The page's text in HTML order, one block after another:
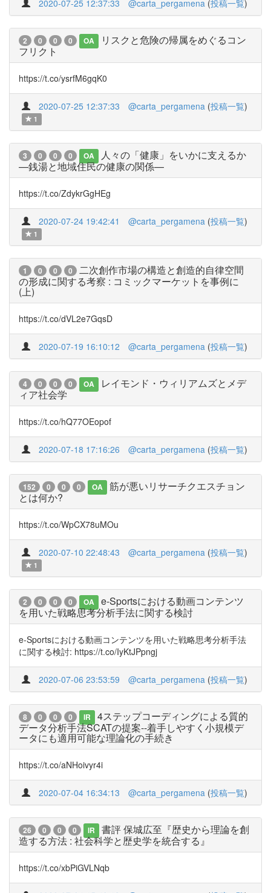
2020-07-25 12:37:33 @carta_pergamena (投稿一覧)
2 0 0 0 OA
リスクと危険の帰属をめぐるコン
フリクト
https://t.co/ysrfM6gqK0
2020-07-25 12:37:33 @carta_pergamena (投稿一覧)
1
3 0 0 0 OA
人々の「健康」をいかに支えるか
—銭湯と地域住民の健康の関係—
https://t.co/ZdykrGgHEg
2020-07-24 19:42:41 @carta_pergamena (投稿一覧)
1
1 0 0 0
二次創作市場の構造と創造的自律空間
の形成に関する考察 : コミックマーケットを事例に
(上)
https://t.co/dVL2e7GqsD
2020-07-19 16:10:12 @carta_pergamena (投稿一覧)
4 0 0 0 OA
レイモンド・ウィリアムズとメデ
ィア社会学
https://t.co/hQ77OEopof
2020-07-18 17:16:26 @carta_pergamena (投稿一覧)
152 0 0 0 OA
筋が悪いリサーチクエスチョン
とは何か?
https://t.co/WpCX78uMOu
2020-07-10 22:48:43 @carta_pergamena (投稿一覧)
1
2 0 0 0 OA
e-Sportsにおける動画コンテンツ
を用いた戦略思考分析手法に関する検討
e-Sportsにおける動画コンテンツを用いた戦略思考分析手法
に関する検討: https://t.co/IyKtJPpngj
2020-07-06 23:53:59 @carta_pergamena (投稿一覧)
8 0 0 0 IR
4ステップコーディングによる質的
データ分析手法SCATの提案--着手しやすく小規模デ
ータにも適用可能な理論化の手続き
https://t.co/aNHoivyr4i
2020-07-04 16:34:13 @carta_pergamena (投稿一覧)
26 0 0 0 IR
書評 保城広至『歴史から理論を創
造する方法 : 社会科学と歴史学を統合する』
https://t.co/xbPiGVLNqb